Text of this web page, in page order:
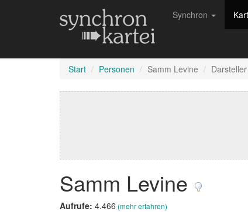
Synchron
Start Personen Samm Levine Darsteller
Samm Levine
Aufrufe: 4.466 (mehr erfahren)